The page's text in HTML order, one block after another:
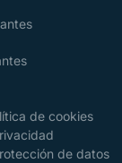
de cookies
de datos